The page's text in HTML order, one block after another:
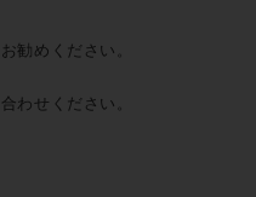
勧めください。
わせください。